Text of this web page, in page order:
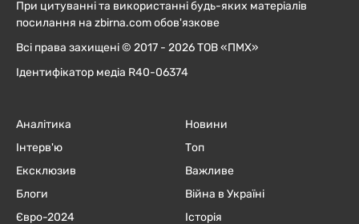
При цитуванні та використанні будь-яких матеріалів
посилання на zbirna.com обов'язкове
Всі права захищені © 2017 - 2026 ТОВ «ПМХ»
Ідентифікатор медіа R40-06374
Аналітика
Інтерв'ю
Ексклюзив
Блоги
Євро-2024
Новини
Топ
Важливе
Війна в Україні
Історія